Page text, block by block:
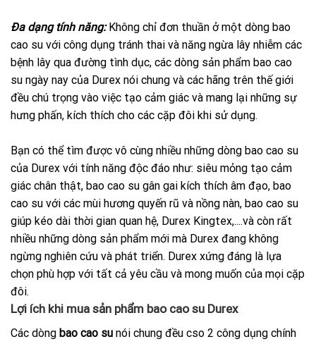
Đa dạng tính năng: Không chỉ đơn thuần ở một dòng bao
cao su với công dụng tránh thai và năng ngừa lây nhiễm các
bệnh lây qua đường tình dục, các dòng sản phẩm bao cao
su ngày nay của Durex nói chung và các hãng trên thế giới
đều chú trọng vào việc tạo cảm giác và mang lại những sự
hưng phấn, kích thích cho các cặp đôi khi sử dụng.
Bạn có thể tìm được vô cùng nhiều những dòng bao cao su
của Durex với tính năng độc đáo như: siêu mỏng tạo cảm
giác chân thật, bao cao su gân gai kích thích âm đạo, bao
cao su với các mùi hương quyến rũ và nồng nàn, bao cao su
giúp kéo dài thời gian quan hệ, Durex Kingtex,....và còn rất
nhiều những dòng sản phẩm mới mà Durex đang không
ngừng nghiên cứu và phát triển. Durex xứng đáng là lựa
chọn phù hợp với tất cả yêu cầu và mong muốn của mọi cặp
đôi.
Lợi ích khi mua sản phẩm bao cao su Durex
Các dòng bao cao su nói chung đều cso 2 công dụng chính